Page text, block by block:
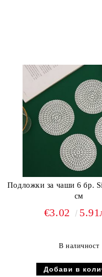
Подложки за чаши 6 бр.
см
€3.02
В наличност